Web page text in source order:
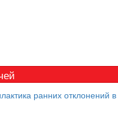
палату на
ранних отклонений в